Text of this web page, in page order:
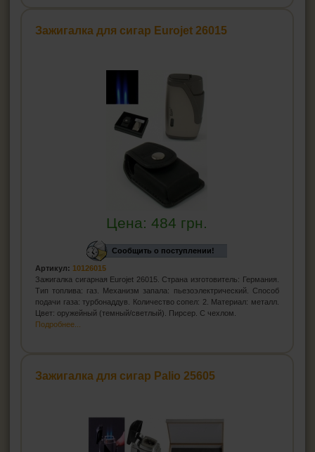
Зажигалка для сигар Eurojet 26015
Цена:484 грн.
Сообщить о поступлении!
Артикул: 10126015
Зажигалка сигарная Eurojet 26015. Страна изготовитель: Германия.
Тип топлива: газ. Механизм запала: пьезоэлектрический. Способ
подачи газа: турбонаддув. Количество сопел: 2. Материал: металл.
Цвет: оружейный (темный/светлый). Пирсер. С чехлом.
Подробнее...
Зажигалка для сигар Palio 25605